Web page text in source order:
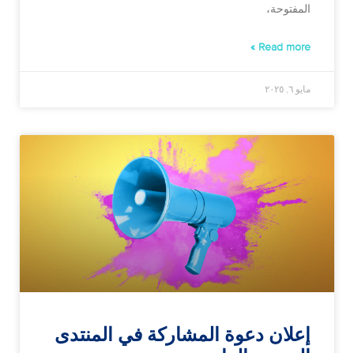
المفتوحة،
Read more »
مايو ٦, ٢٠٢٥
إعلان دعوة المشاركة في المنتدى